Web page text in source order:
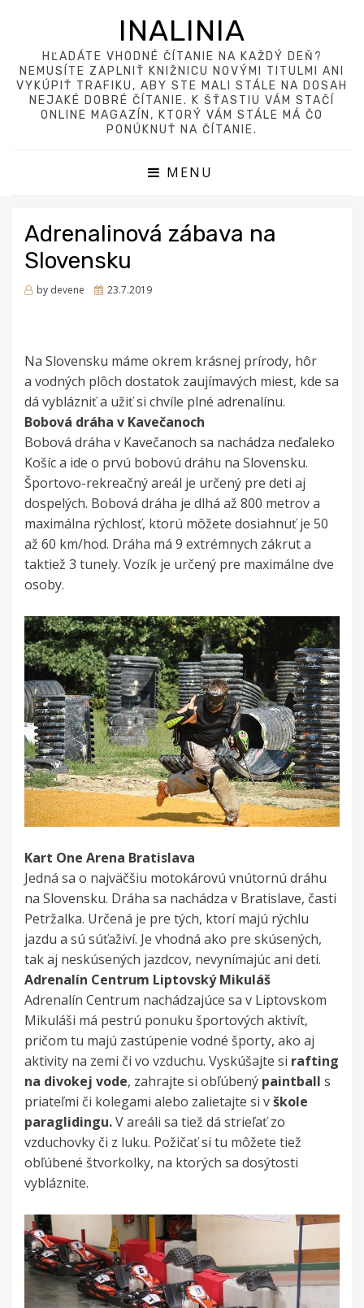
INALINIA
HĽADÁTE VHODNÉ ČÍTANIE NA KAŽDÝ DEŇ?
NEMUSÍTE ZAPLNIŤ KNIŽNICU NOVÝMI TITULMI ANI
VYKÚPIŤ TRAFIKU, ABY STE MALI STÁLE NA DOSAH
NEJAKÉ DOBRÉ ČÍTANIE. K ŠŤASTIU VÁM STAČÍ
ONLINE MAGAZÍN, KTORÝ VÁM STÁLE MÁ ČO
PONÚKNUŤ NA ČÍTANIE.
MENU
Adrenalinová zábava na
Slovensku
by devene
Posted
23.7.2019
Na Slovensku máme okrem krásnej prírody, hôr
a vodných plôch dostatok zaujímavých miest, kde sa
dá vyblázniť a užiť si chvíle plné adrenalínu.
Bobová dráha v Kavečanoch
Bobová dráha v Kavečanoch sa nachádza neďaleko
Košíc a ide o prvú bobovú dráhu na Slovensku.
Športovo-rekreačný areál je určený pre deti aj
dospelých. Bobová dráha je dlhá až 800 metrov a
maximálna rýchlosť, ktorú môžete dosiahnuť je 50
až 60 km/hod. Dráha má 9 extrémnych zákrut a
taktiež 3 tunely. Vozík je určený pre maximálne dve
osoby.
Kart One Arena Bratislava
Jedná sa o najväčšiu motokárovú vnútornú dráhu
na Slovensku. Dráha sa nachádza v Bratislave, časti
Petržalka. Určená je pre tých, ktorí majú rýchlu
jazdu a sú súťaživí. Je vhodná ako pre skúsených,
tak aj neskúsených jazdcov, nevynímajúc ani deti.
Adrenalín Centrum Liptovský Mikuláš
Adrenalín Centrum nachádzajúce sa v Liptovskom
Mikuláši má pestrú ponuku športových aktivít,
pričom tu majú zastúpenie vodné športy, ako aj
aktivity na zemi či vo vzduchu. Vyskúšajte si rafting
na divokej vode, zahrajte si obľúbený paintball s
priateľmi či kolegami alebo zalietajte si vškole
paraglidingu.V areáli sa tiež dá strieľať zo
vzduchovky či z luku. Požičať si tu môžete tiež
obľúbené štvorkolky, na ktorých sa dosýtosti
vybláznite.